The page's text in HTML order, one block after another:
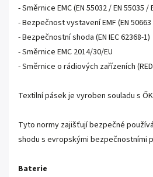
- Směrnice EMC (EN 55032 / EN 55035 /
- Bezpečnost vystavení EMF (EN 50663
- Bezpečnostní shoda (EN IEC 62368-1)
- Směrnice EMC 2014/30/EU
- Směrnice o rádiových zařízeních
Textilní pásek je vyroben souladu s
Tyto normy zajišťují bezpečné
shodu s evropskými bezpečnostními
Baterie